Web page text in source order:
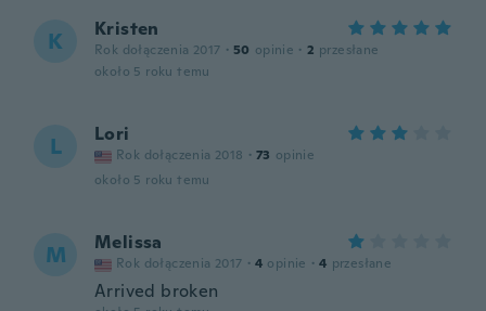
K Kristen
Rok dołączenia 2017 · 50 opinie · 2 przesłane
około 5 roku temu
L Lori
Rok dołączenia 2018 · 73 opinie
około 5 roku temu
M Melissa
Rok dołączenia 2017 · 4 opinie · 4 przesłane
Arrived broken